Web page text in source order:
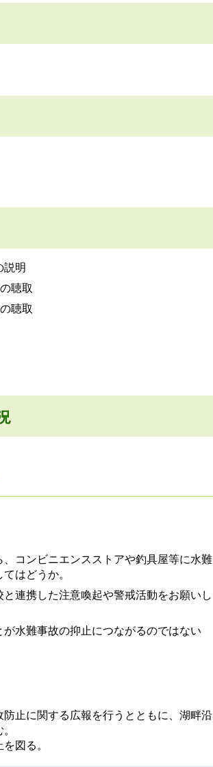
説明
聴取
聴取
コンビニエンスストアや釣具屋等に水難
はどうか。
連携した注意喚起や警戒活動をお願いし
水難事故の抑止につながるのではない
止に関する広報を行うとともに、湖畔沿
図る。